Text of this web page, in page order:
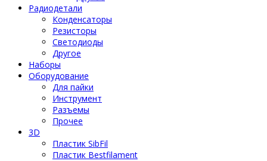
Радиодетали
Конденсаторы
Резисторы
Светодиоды
Другое
Наборы
Оборудование
Для пайки
Инструмент
Разъемы
Прочее
3D
Пластик SibFil
Пластик Bestfilament